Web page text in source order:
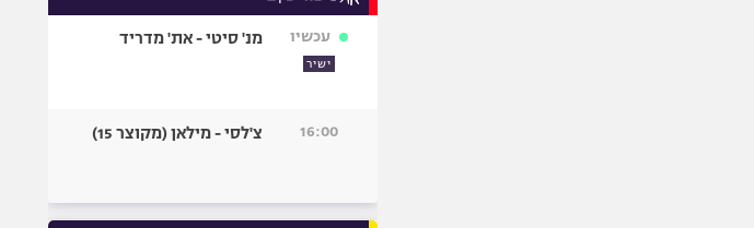
עכשיו
ישיר
מנ' סיטי - את' מדריד
16:00 צ'לסי - מילאן (מקוצר 15)